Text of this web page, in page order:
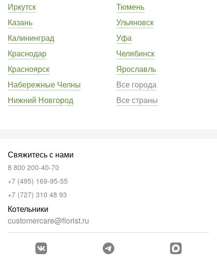
Иркутск
Казань
Калининград
Краснодар
Красноярск
Набережные Челны
Нижний Новгород
Тюмень
Ульяновск
Уфа
Челябинск
Ярославль
Все города
Все страны
Свяжитесь с нами
8 800 200-40-70
+7 (495) 169-95-55
+7 (727) 310 48 93
Котельники
customercare@florist.ru